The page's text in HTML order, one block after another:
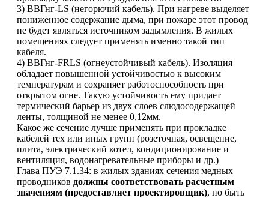
3) ВВГнг-LS (негорючий кабель). При нагреве выделяет
пониженное содержание дыма, при пожаре этот провод
не будет являться источником задымления. В жилых
помещениях следует применять именно такой тип
кабеля.
4) ВВГнг-FRLS (огнеустойчивый кабель). Изоляция
обладает повышенной устойчивостью к высоким
температурам и сохраняет работоспособность при
открытом огне. Такую устойчивость ему придает
термический барьер из двух слоев слюдосодержащей
ленты, толщиной не менее 0,12мм.
Какое же сечение лучше применять при прокладке
кабелей тех или иных групп (розеточная, освещение,
плита, электрический котел, кондиционирование и
вентиляция, водонагревательные приборы и др.)
Глава ПУЭ 7.1.34: в жилых зданиях сечения медных
проводников должны соответствовать расчетным
значениям (предоставляет проектировщик), но быть